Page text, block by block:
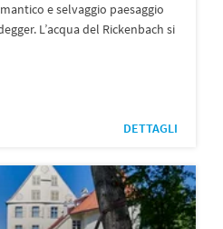
e selvaggio paesaggio
L’acqua del Rickenbach si
DETTAGLI